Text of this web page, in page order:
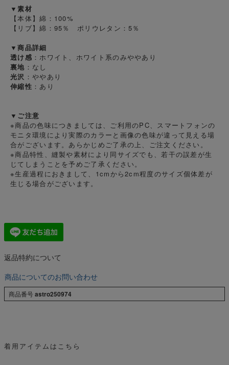
▼素材
【本体】綿：100%
【リブ】綿：95％ ポリウレタン：5％
▼商品詳細
透け感 ：ホワイト、ホワイト系のみややあり
裏地 ：なし
光沢 ：ややあり
伸縮性 ：あり
▼ご注意
※商品の色味につきましては、ご利用のPC、スマートフォンの
モニタ環境により実際のカラーと画像の色味が違って見える場
合がございます。あらかじめご了承の上、ご注文ください。
※商品特性、縫製や素材により同サイズでも、若干の誤差が生
じてしまうことを予めご了承ください。
※生産過程におきまして、1cmから2cm程度のサイズ個体差が
生じる場合がございます。
返品特約について
商品についてのお問い合わせ
商品番号astro250974
着用アイテムはこちら